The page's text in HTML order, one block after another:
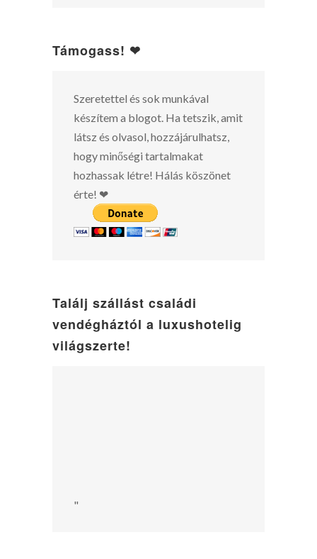
Támogass! ❤
Szeretettel és sok munkával
készítem a blogot. Ha tetszik, amit
látsz és olvasol, hozzájárulhatsz,
hogy minőségi tartalmakat
hozhassak létre! Hálás köszönet
érte! ❤
Találj szállást családi
vendégháztól a luxushotelig
világszerte!
"